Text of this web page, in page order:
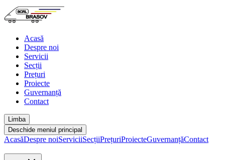
Acasă
Despre noi
Servicii
Secții
Prețuri
Proiecte
Guvernanță
Contact
Limba
Deschide meniul principal
AcasăDespre noiServiciiSecțiiPrețuriProiecteGuvernanțăContact